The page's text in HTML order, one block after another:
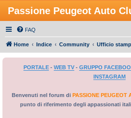
Passione Peugeot Auto
FAQ
Home Indice Community Ufficio
PORTALE- WEB TV- GRUPPO
INSTAGRAM
Benvenuti nel forum di PASSIONE PEUGEOT
punto di riferimento degli appassionati